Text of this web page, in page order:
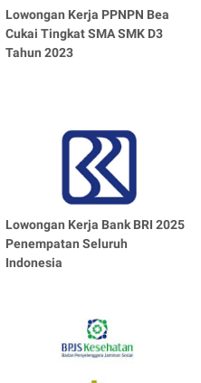
Lowongan Kerja PPNPN Bea
Cukai Tingkat SMA SMK D3
Tahun 2023
Lowongan Kerja Bank BRI 2025
Penempatan Seluruh
Indonesia